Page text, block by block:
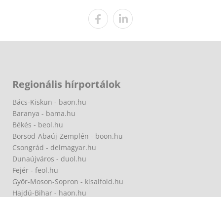
Regionális hírportálok
Bács-Kiskun - baon.hu
Baranya - bama.hu
Békés - beol.hu
Borsod-Abaúj-Zemplén - boon.hu
Csongrád - delmagyar.hu
Dunaújváros - duol.hu
Fejér - feol.hu
Győr-Moson-Sopron - kisalfold.hu
Hajdú-Bihar - haon.hu